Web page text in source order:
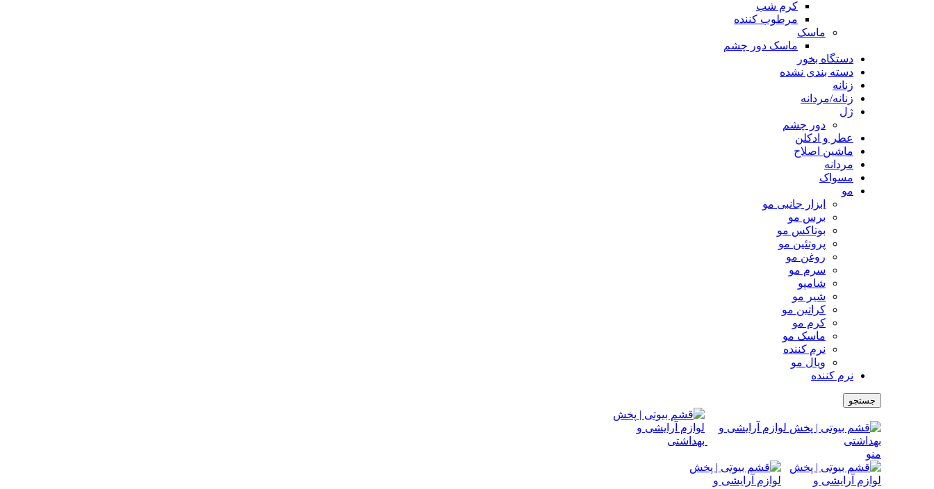
کرم شب
مرطوب کننده
ماسک
ماسک دور چشم
دستگاه بخور
دسته بندی نشده
زنانه
زنانه/مردانه
ژل
دور چشم
عطر و ادکلن
ماشین اصلاح
مردانه
مسواک
مو
ابزار جانبی مو
برس مو
بوتاکس مو
پروتئین مو
روغن مو
سرم مو
شامپو
شیر مو
کراتین مو
کرم مو
ماسک مو
نرم کننده
ویال مو
نرم کننده
جستجو
منو